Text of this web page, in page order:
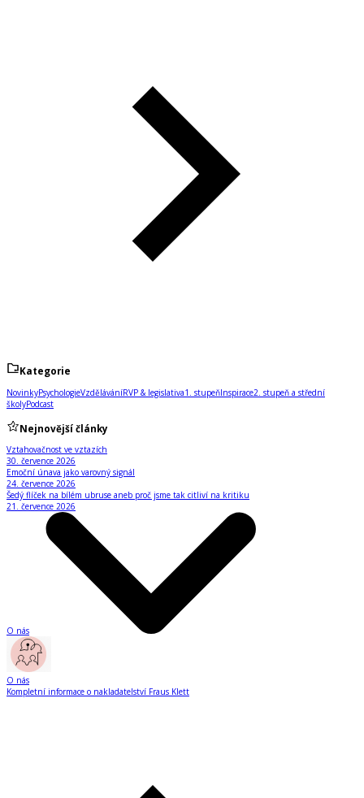
Kategorie
NovinkyPsychologieVzděláváníRVP & legislativa1. stupeňInspirace2. stupeň a střední
školyPodcast
Nejnovější články
Vztahovačnost ve vztazích
30. července 2026
Emoční únava jako varovný signál
24. července 2026
Šedý flíček na bílém ubruse aneb proč jsme tak citliví na kritiku
21. července 2026
O nás
O nás
Kompletní informace o nakladatelství Fraus Klett